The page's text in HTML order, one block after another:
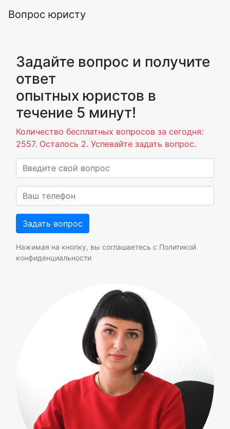
Вопрос юристу
Задайте вопрос и получите
ответ
опытных юристов в
течение 5 минут!
Количество бесплатных вопросов за сегодня:
2557. Осталось 2. Успевайте задать вопрос.
Нажимая на кнопку, вы соглашаетесь с Политикой
конфиденциальности